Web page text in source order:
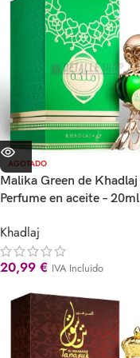
AGOTADO
Malika Green de Khadlaj
Perfume en aceite – 20ml
Khadlaj
20,99 € IVA Incluido